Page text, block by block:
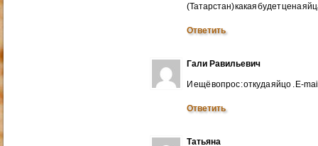
(Татарстан) какая будет цена
Ответить
Гали Равильевич
И ещё вопрос : откуда яйцо . E-
Ответить
Татьяна